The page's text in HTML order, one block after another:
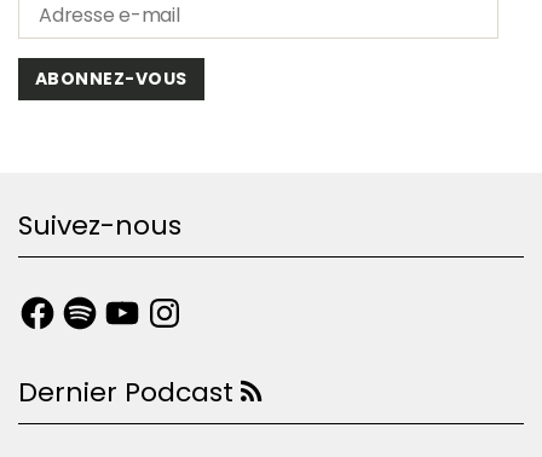
ABONNEZ-VOUS
Suivez-nous
Dernier Podcast